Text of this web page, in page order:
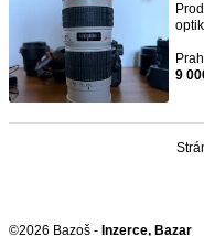
9
©2026 Bazoš - Inzerce, Bazar